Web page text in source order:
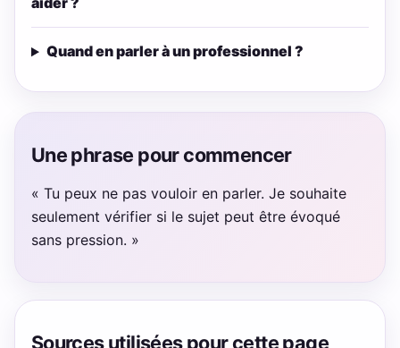
Quand en parler à un professionnel ?
Une phrase pour commencer
« Tu peux ne pas vouloir en parler. Je souhaite
seulement vérifier si le sujet peut être évoqué
sans pression. »
Sources utilisées pour cette page